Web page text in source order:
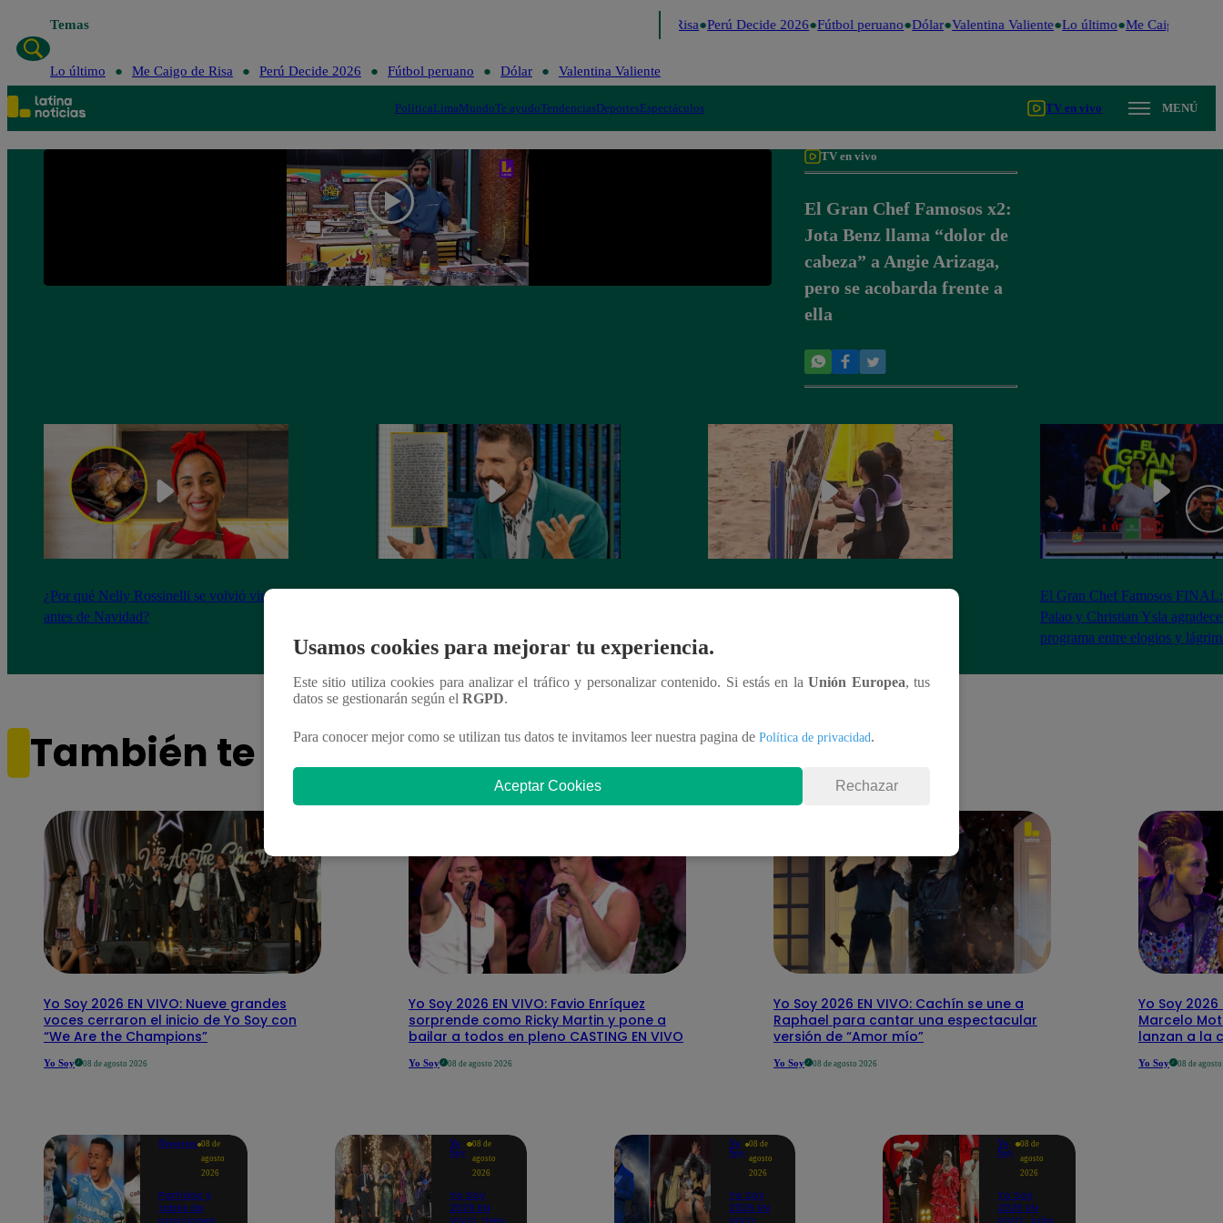
Temas Me Caigo de Risa Perú Decide 2026 Fútbol peruano Dólar Valentina Valiente Lo último Me Caigo de Risa
Lo último Me Caigo de Risa Perú Decide 2026 Fútbol peruano Dólar Valentina Valiente
PolíticaLimaMundoTe ayudoTendenciasDeportesEspectáculos TV en vivo MENÚ
TV en vivo
El Gran Chef Famosos x2:
Jota Benz llama “dolor de
cabeza” a Angie Arizaga,
pero se acobarda frente a
ella
¿Por qué Nelly Rossinelli se volvió viral
antes de Navidad?
El Gran Chef Famosos
Palao y Christian Ysla
programa entre elogios y
También te puede interesar
Yo Soy 2026 EN VIVO: Nueve grandes
voces cerraron el inicio de Yo Soy con
“We Are the Champions”
Yo Soy 08 de agosto 2026
Yo Soy 2026 EN VIVO: Favio Enríquez
sorprende como Ricky Martin y pone a
bailar a todos en pleno CASTING EN VIVO
Yo Soy 08 de agosto 2026
Yo Soy 2026 EN VIVO: Cachín se une a
Raphael para cantar una espectacular
versión de “Amor mío”
Yo Soy 08 de agosto 2026
Yo Soy 2026
Marcelo
lanzan a la
Yo Soy 08 de
Deportes 08 de
agosto
2026
Partidos y
tabla de
Yo
Soy
08 de
agosto
2026
Yo Soy
2026 EN
Yo
Soy
08 de
agosto
2026
Yo Soy
2026 EN
Yo
Soy
08 de
agosto
2026
Yo Soy
2026 EN
Usamos cookies para mejorar tu experiencia.
Este sitio utiliza cookies para analizar el tráfico y personalizar contenido. Si estás en laUnión Europea, tus
datos se gestionarán según el RGPD.
Para conocer mejor como se utilizan tus datos te invitamos leer nuestra pagina de Política de privacidad.
Aceptar Cookies Rechazar